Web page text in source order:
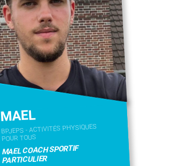
MAEL
BPJEPS - ACTIVITÉS PHYSIQUES
POUR TOUS
MAEL COACH SPORTIF
PARTICULIER